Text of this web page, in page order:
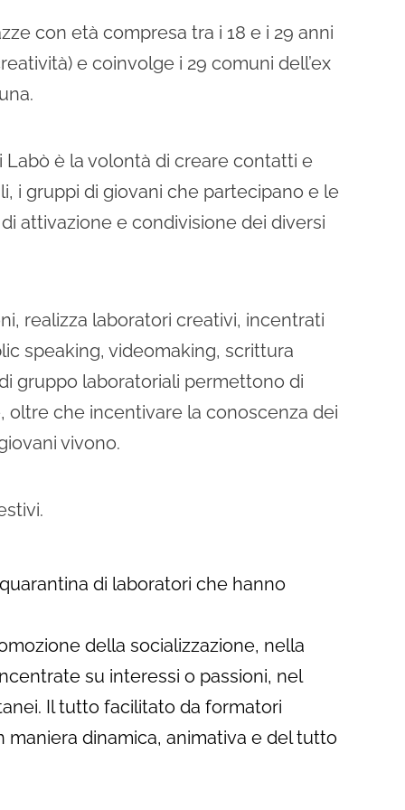
con età compresa tra i 18 e i 29 anni
e coinvolge i 29 comuni dell’ex
è la volontà di creare contatti e
i gruppi di giovani che partecipano e le
attivazione e condivisione dei diversi
realizza laboratori creativi, incentrati
speaking, videomaking, scrittura
gruppo laboratoriali permettono di
oltre che incentivare la conoscenza dei
vivono.
di laboratori che hanno
della socializzazione, nella
su interessi o passioni, nel
Il tutto facilitato da formatori
dinamica, animativa e del tutto